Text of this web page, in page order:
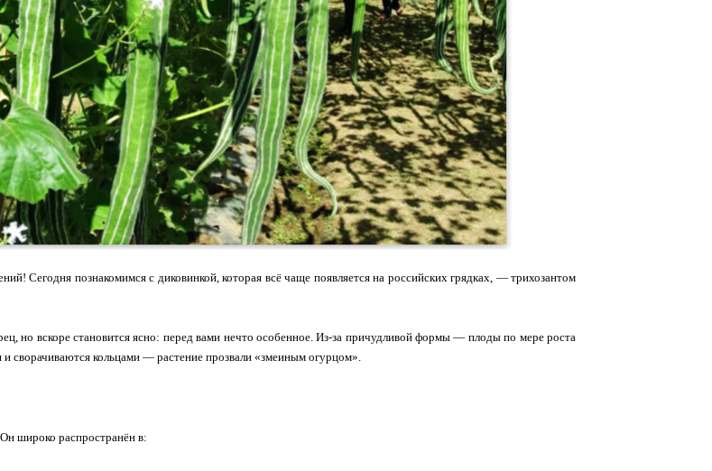
Сегодня познакомимся с диковинкой, которая всё чаще появляется на российских грядках, — трихозантом
но вскоре становится ясно: перед вами нечто особенное. Из‑за причудливой формы — плоды по мере роста
сворачиваются кольцами — растение прозвали «змеиным огурцом».
широко распространён в: